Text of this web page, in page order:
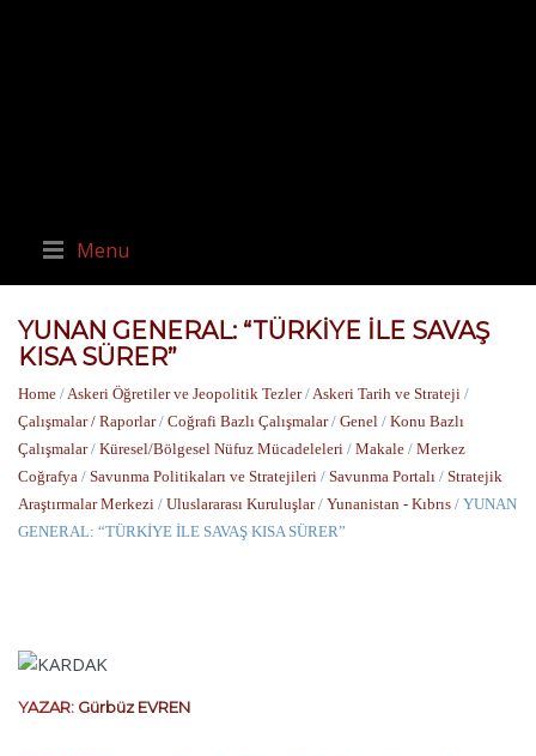
Menu
YUNAN GENERAL: “TÜRKİYE İLE SAVAŞ
KISA SÜRER”
Home /Askeri Öğretiler ve Jeopolitik Tezler/Askeri Tarih ve Strateji /
Çalışmalar / Raporlar/ Coğrafi Bazlı Çalışmalar/ Genel / Konu Bazlı
Çalışmalar/ Küresel/Bölgesel Nüfuz Mücadeleleri / Makale / Merkez
Coğrafya / Savunma Politikaları ve Stratejileri / Savunma Portalı / Stratejik
Araştırmalar Merkezi / Uluslararası Kuruluşlar/ Yunanistan - Kıbrıs / YUNAN
GENERAL: “TÜRKİYE İLE SAVAŞ KISA SÜRER”
YAZAR: Gürbüz EVREN